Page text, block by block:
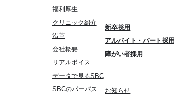
福利厚生
クリニック紹介
沿革
会社概要
リアルボイス
データで見るSBC
SBCのパーパス
新卒採用
アルバイト・パート採用
障がい者採用
お知らせ